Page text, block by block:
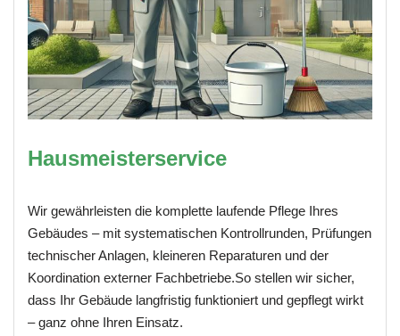
Hausmeisterservice
Wir gewährleisten die komplette laufende Pflege Ihres
Gebäudes – mit systematischen Kontrollrunden, Prüfungen
technischer Anlagen, kleineren Reparaturen und der
Koordination externer Fachbetriebe.So stellen wir sicher,
dass Ihr Gebäude langfristig funktioniert und gepflegt wirkt
– ganz ohne Ihren Einsatz.